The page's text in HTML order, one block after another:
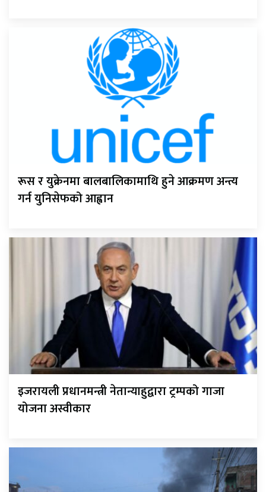
रूस र युक्रेनमा बालबालिकामाथि हुने आक्रमण अन्त्य
गर्न युनिसेफको आह्वान
इजरायली प्रधानमन्त्री नेतान्याहुद्वारा ट्रम्पको गाजा
योजना अस्वीकार